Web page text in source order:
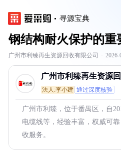
寻源宝典
钢结构耐火保护的重
广州市利臻再生资源回收有限公司 · 2026-
广州市利臻再生资源
司
法人:李小建 通过深度核验
广州市利臻，位于番禺区，自
电缆线等，经验丰富，权威可
收服务。